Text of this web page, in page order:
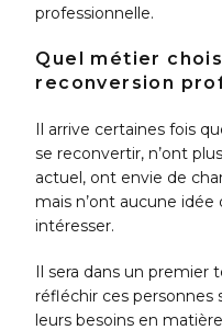
professionnelle.
Quel métier
reconversion
Il arrive certaines fois
se reconvertir, n’ont
actuel, ont envie de
mais n’ont aucune
intéresser.
Il sera dans un premier
réfléchir ces personnes
leurs besoins en